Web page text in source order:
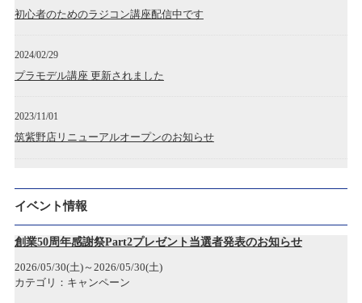
初心者のためのラジコン講座配信中です
2024/02/29
プラモデル講座 更新されました
2023/11/01
筑紫野店リニューアルオープンのお知らせ
広島アルパーク店 開店のお知らせ
2022/12/19
神戸三宮店開店のお知らせ
イベント情報
創業50周年感謝祭Part2プレゼント当選者発表のお知らせ
2026/05/30(土)～2026/05/30(土)
カテゴリ：キャンペーン